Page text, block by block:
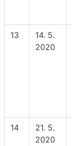
13
14. 5.
2020
14
21. 5.
2020